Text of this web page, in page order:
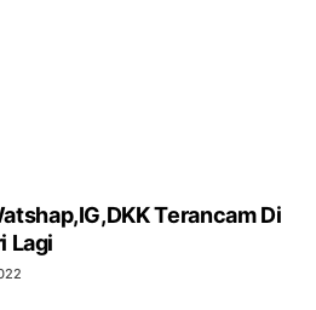
Terancam Di
Lagi